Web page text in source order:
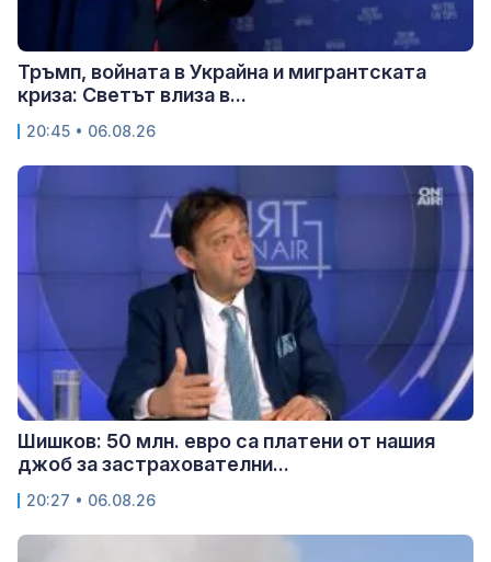
Тръмп, войната в Украйна и мигрантската
криза: Светът влиза в...
20:45 • 06.08.26
Шишков: 50 млн. евро са платени от нашия
джоб за застрахователни...
20:27 • 06.08.26